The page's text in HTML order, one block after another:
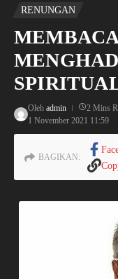
RENUNGAN
Oleh admin 2 Mins
1 November 2021 11:59
BAGIKAN: